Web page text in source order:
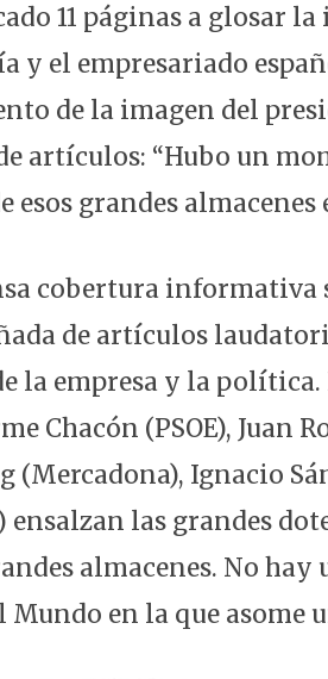
11 páginas a glosar
y el empresariado
de la imagen del
artículos: “Hubo un
esos grandes
cobertura informativa
de artículos
la empresa y la
Chacón (PSOE), Juan
(Mercadona), Ignacio
las grandes
almacenes. No
Mundo en la que asome